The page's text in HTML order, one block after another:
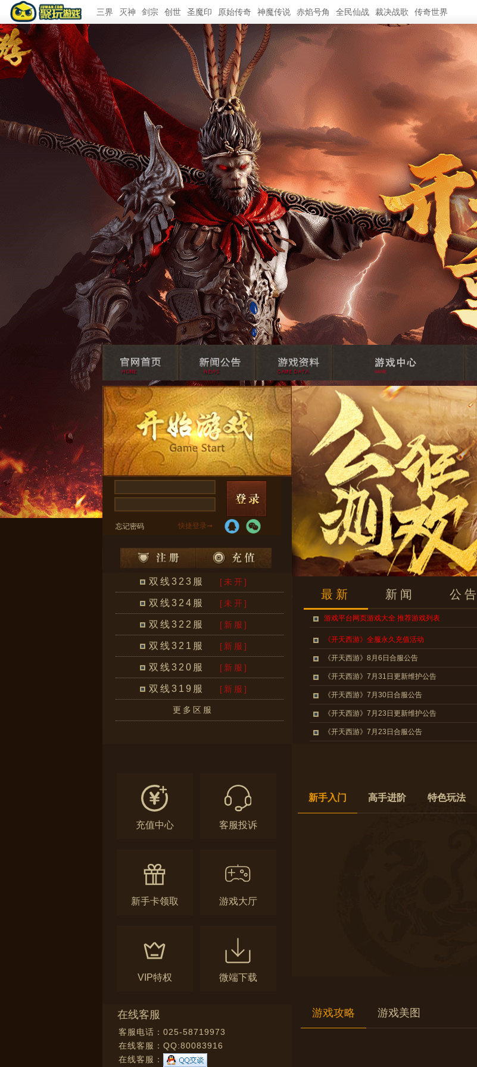
三界 灭神 剑宗 创世 圣魔印 原始传奇 神魔传说 赤焰号角 全民仙战 裁决战歌 传奇世界
双线323服 [未开]
双线324服 [未开]
双线322服 [新服]
双线321服 [新服]
双线320服 [新服]
双线319服 [新服]
更多区服
充值中心 客服投诉
新手卡领取 游戏大厅
VIP特权 微端下载
在线客服
客服电话：025-58719973
在线客服： QQ:80083916
在线客服：
最新 新闻 公告
游戏平台网页游戏大全 推荐游戏列表
《开天西游》全服永久充值活动
《开天西游》8月6日合服公告
《开天西游》7月31日更新维护公告
《开天西游》7月30日合服公告
《开天西游》7月23日更新维护公告
《开天西游》7月23日合服公告
新手入门 高手进阶 特色玩法
游戏攻略 游戏美图